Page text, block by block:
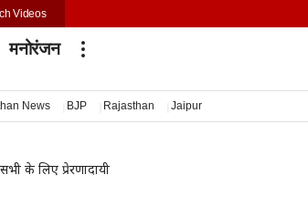
Videos
मनोरंजन
News BJP Rajasthan Jaipur
के लिए प्रेरणादायी